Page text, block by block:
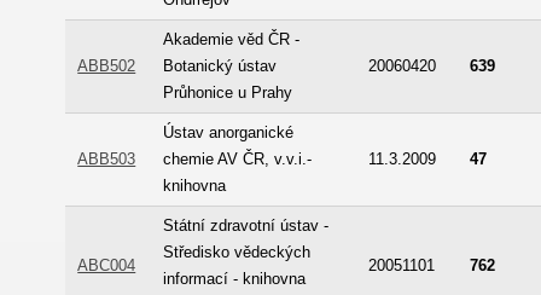
ABB502
Akademie věd ČR -
Botanický ústav
Průhonice u Prahy
20060420 639
ABB503
Ústav anorganické
chemie AV ČR, v.v.i.-
knihovna
11.3.2009 47
ABC004
Státní zdravotní ústav -
Středisko vědeckých
informací - knihovna
20051101 762